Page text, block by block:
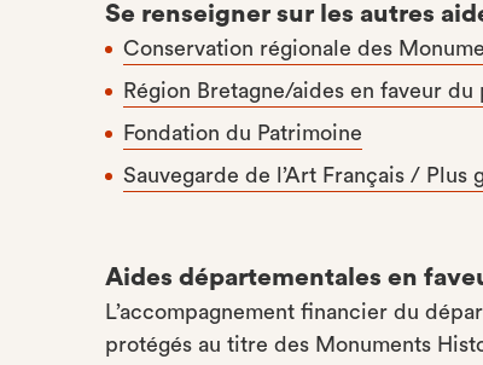
Se renseigner sur les autres
Conservation régionale des
Région Bretagne/aides en faveur
Fondation du Patrimoine
Sauvegarde de l’Art Français / Plus
Aides départementales en
L’accompagnement financier du
protégés au titre des Monuments